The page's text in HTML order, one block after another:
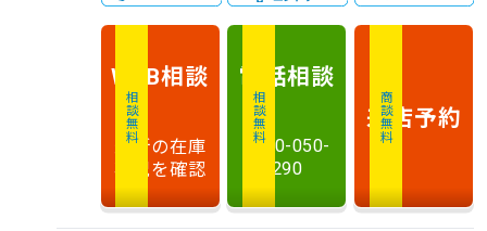
相談無料
WEB相談
最新の在庫
状況を確認
相談無料
電話相談
0120-050-
290
商談無料
来店予約